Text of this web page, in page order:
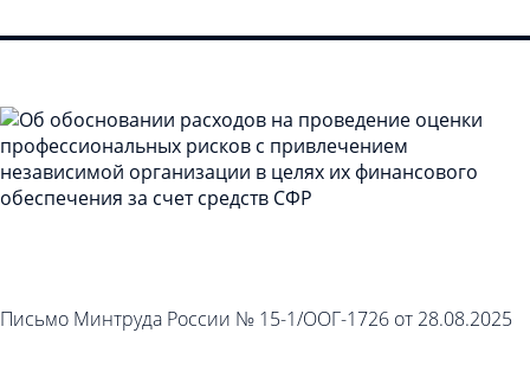
Письмо Минтруда России № 15-1/ООГ-1726 от 28.08.2025